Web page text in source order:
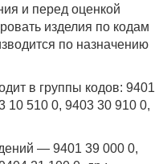
и перед оценкой
изделия по кодам
по назначению
в группы кодов: 9401
10 510 0, 9403 30 910 0,
— 9401 39 000 0,